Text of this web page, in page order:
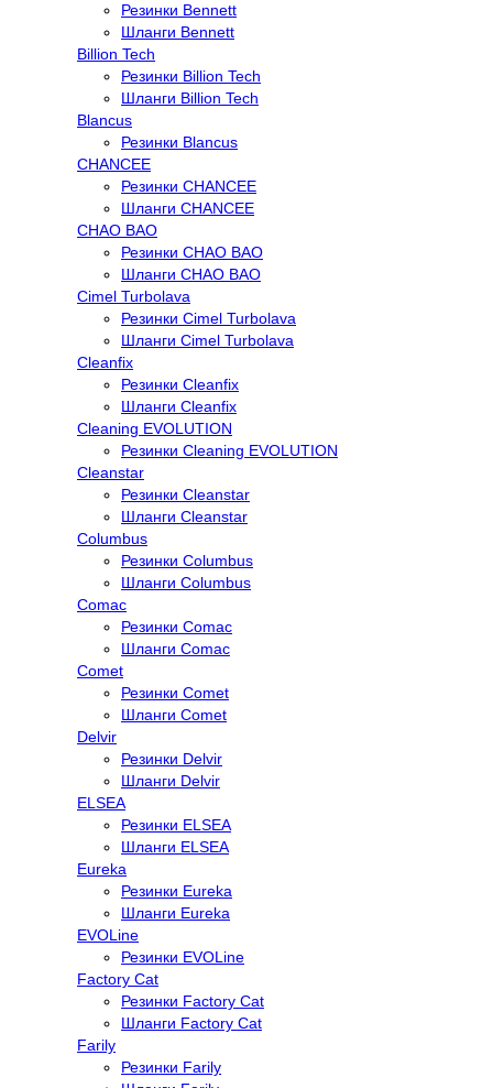
Резинки Bennett
Шланги Bennett
Billion Tech
Резинки Billion Tech
Шланги Billion Tech
Blancus
Резинки Blancus
CHANCEE
Резинки CHANCEE
Шланги CHANCEE
CHAO BAO
Резинки CHAO BAO
Шланги CHAO BAO
Cimel Turbolava
Резинки Cimel Turbolava
Шланги Cimel Turbolava
Cleanfix
Резинки Cleanfix
Шланги Cleanfix
Cleaning EVOLUTION
Резинки Cleaning EVOLUTION
Cleanstar
Резинки Cleanstar
Шланги Cleanstar
Columbus
Резинки Columbus
Шланги Columbus
Comac
Резинки Comac
Шланги Comac
Comet
Резинки Comet
Шланги Comet
Delvir
Резинки Delvir
Шланги Delvir
ELSEA
Резинки ELSEA
Шланги ELSEA
Eureka
Резинки Eureka
Шланги Eureka
EVOLine
Резинки EVOLine
Factory Cat
Резинки Factory Cat
Шланги Factory Cat
Farily
Резинки Farily